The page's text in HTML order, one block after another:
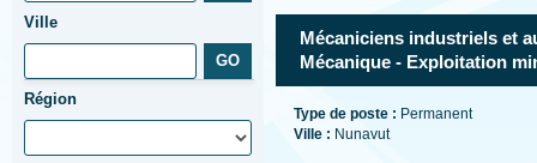
Ville
Région
Mécaniciens industriels et
Mécanique - Exploitation
Type de poste : Permanent
Ville : Nunavut